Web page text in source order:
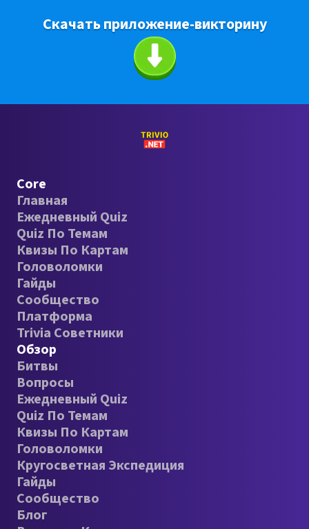
Скачать приложение-викторину
Core
Главная
Ежедневный Quiz
Quiz По Темам
Квизы По Картам
Головоломки
Гайды
Сообщество
Платформа
Trivia Советники
Обзор
Битвы
Вопросы
Ежедневный Quiz
Quiz По Темам
Квизы По Картам
Головоломки
Кругосветная Экспедиция
Гайды
Сообщество
Блог